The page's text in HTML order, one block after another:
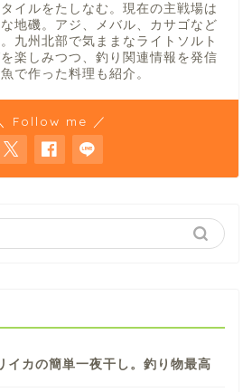
イルをたしなむ。現在の主戦場は
地磯。アジ、メバル、カサゴなど
九州北部で気ままなライトソルト
楽しみつつ、釣り関連情報を発信
で作った料理も紹介。
Follow me ／
イカの簡単一夜干し。釣り物最高